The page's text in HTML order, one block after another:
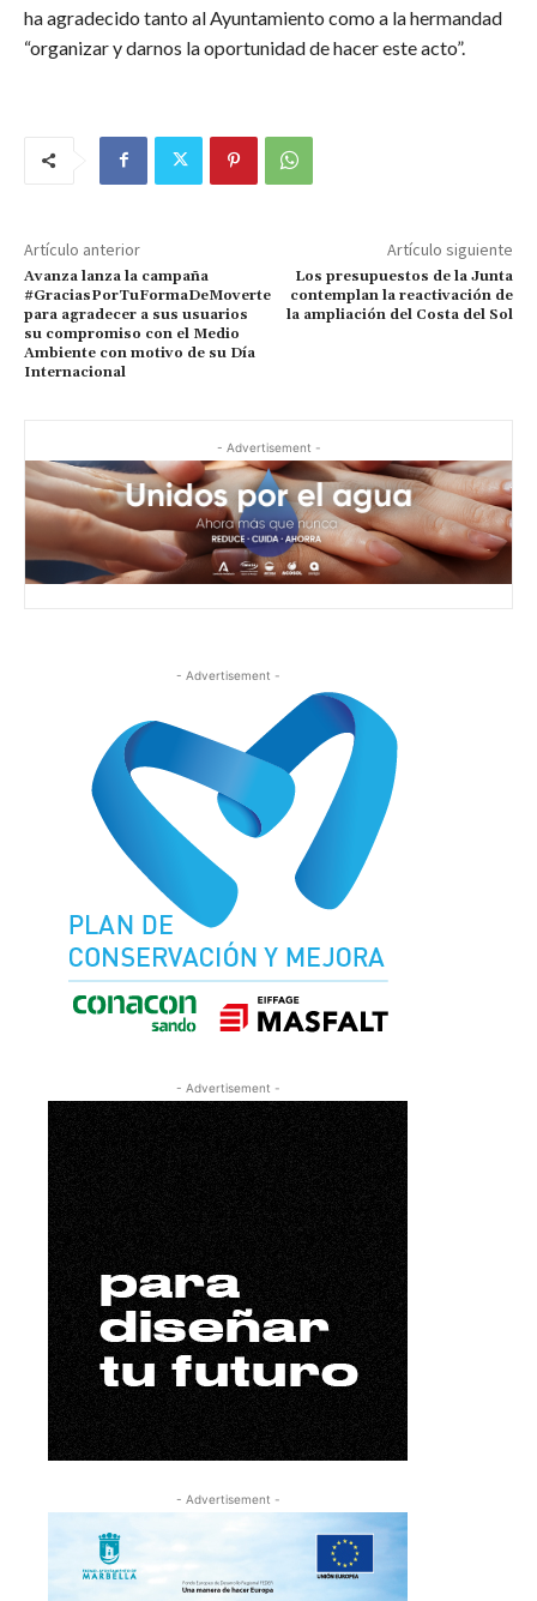
ha agradecido tanto al Ayuntamiento como a la hermandad
“organizar y darnos la oportunidad de hacer este acto”.
Artículo anterior
Avanza lanza la campaña
#GraciasPorTuFormaDeMoverte
para agradecer a sus usuarios
su compromiso con el Medio
Ambiente con motivo de su Día
Internacional
Artículo siguiente
Los presupuestos de la Junta
contemplan la reactivación de
la ampliación del Costa del Sol
- Advertisement -
- Advertisement -
- Advertisement -
- Advertisement -